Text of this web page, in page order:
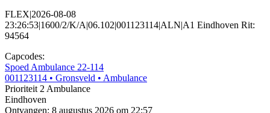
FLEX|2026-08-08
23:26:53|1600/2/K/A|06.102|001123114|ALN|A1 Eindhoven Rit:
94564
Capcodes:
Spoed Ambulance 22-114
001123114 • Gronsveld • Ambulance
Prioriteit 2Ambulance
Eindhoven
Ontvangen: 8 augustus 2026 om 22:57